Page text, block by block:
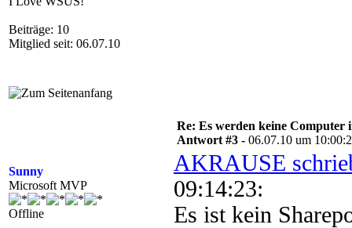
Beiträge: 10
Mitglied seit: 06.07.10
Sunny
Microsoft MVP
Offline
Re: Es werden keine Computer
Antwort #3 - 06.07.10 um
AKRAUSE
09:14:23:
Es ist kein